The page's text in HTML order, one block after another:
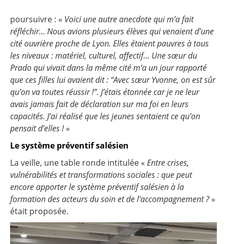
poursuivre : « Voici une autre anecdote qui m’a fait
réfléchir… Nous avions plusieurs élèves qui venaient d’une
cité ouvrière proche de Lyon. Elles étaient pauvres à tous
les niveaux : matériel, culturel, affectif… Une sœur du
Prado qui vivait dans la même cité m’a un jour rapporté
que ces filles lui avaient dit : “Avec sœur Yvonne, on est sûr
qu’on va toutes réussir !”. J’étais étonnée car je ne leur
avais jamais fait de déclaration sur ma foi en leurs
capacités. J’ai réalisé que les jeunes sentaient ce qu’on
pensait d’elles !»
Le système préventif salésien
La veille, une table ronde intitulée « Entre crises,
vulnérabilités et transformations sociales : que peut
encore apporter le système préventif salésien à la
formation des acteurs du soin et de l’accompagnement ?»
était proposée.